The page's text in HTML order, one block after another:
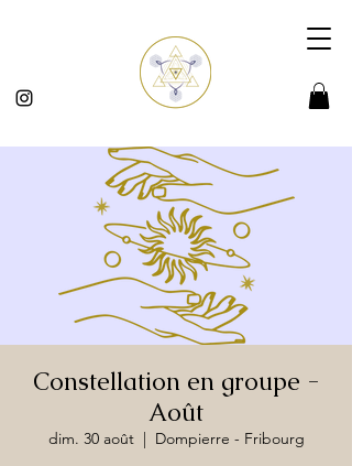
Constellation en groupe -
Août
dim. 30 août
  |
Dompierre - Fribourg